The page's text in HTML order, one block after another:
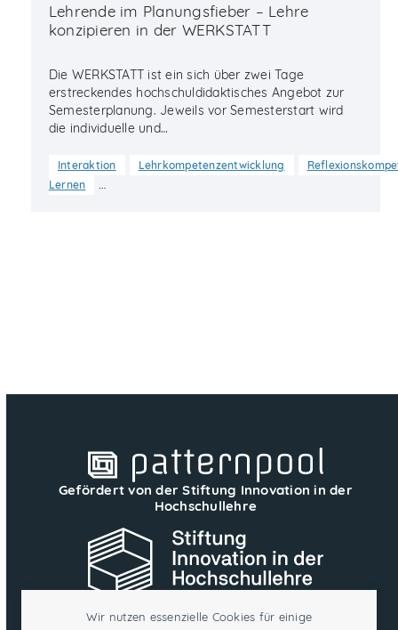
Wir nutzen essenzielle Cookies für einige
Lehrende im Planungsfieber – Lehre
konzipieren in der WERKSTATT
Die WERKSTATT ist ein sich über zwei Tage
erstreckendes hochschuldidaktisches Angebot zur
Semesterplanung. Jeweils vor Semesterstart wird
die individuelle und…
Interaktion Lehrkompetenzentwicklung
Lernen
…
Gefördert von der Stiftung Innovation in der
Hochschullehre
Dieses Projekt wird aus Mitteln der Stiftung Innovation in der